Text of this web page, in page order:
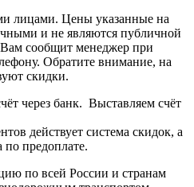
лицами. Цены указанные на
и не являются публичной
сообщит менеджер при
Обратите внимание, на
скидки.
через банк. Выставляем счёт
действует система скидок, а
по предоплате.
по всей России и странам